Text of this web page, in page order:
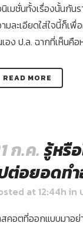
เมชั่นทั้งเรื่องนั้นกัน
มละเอียดใส่ใจนี้ก็เ
อง ป.ล. ฉากที่เห็นคื
READ MORE
ก.ค. รู้หรื
ต่อยอดทำ
at 12:44h in
คอตที่ออกแบบมาอ